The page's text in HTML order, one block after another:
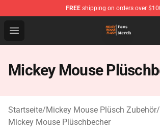
FREE shipping on orders over
Open menu
Mickey Mouse Plush Shop - The
Mickey Mouse
Startseite/Mickey Mouse Plüsch Zubehör/
Mickey Mouse Plüschbecher